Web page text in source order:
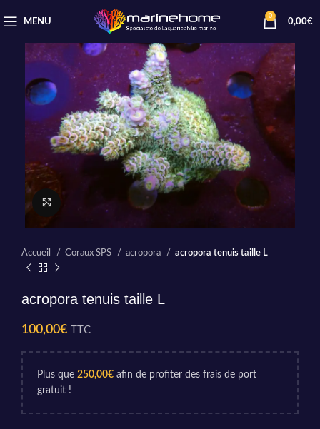
MENU
0
0,00€
Cliquez pour agrandir
Accueil Coraux SPS acropora acropora tenuis taille L
acropora tenuis taille L
100,00€ TTC
Plus que 250,00€ afin de profiter des frais de port
gratuit !